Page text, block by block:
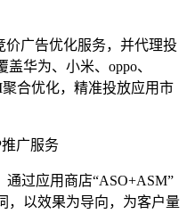
价广告优化服务，并代理投
华为、小米、oppo、
合优化，精准投放应用市
推广服务
过应用商店“ASO+ASM”
，以效果为导向，为客户量